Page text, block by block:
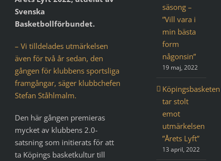
Svenska
Basketbollförbundet.
– Vi tilldelades utmärkelsen
även för två år sedan, den
gången för klubbens sportsliga
framgångar, säger klubbchefen
Stefan Ståhlmalm.
Den här gången premieras
mycket av klubbens 2.0-
satsning som initierats för att
ta Köpings basketkultur till
säsong –
”Vill vara i
min bästa
form
någonsin”
19 maj, 2022
Köpingsbasketen
tar stolt
emot
utmärkelsen
”Årets Lyft”
13 april, 2022